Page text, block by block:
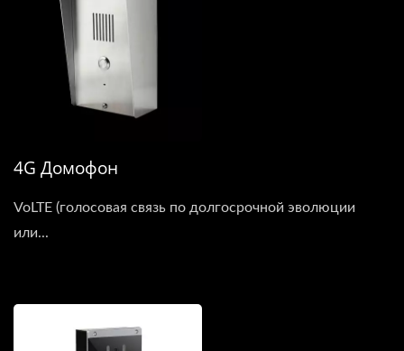
4G Домофон
VoLTE (голосовая связь по долгосрочной эволюции
или...